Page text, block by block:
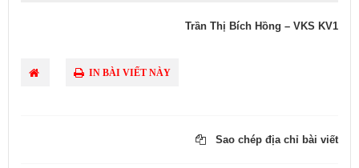
Trần Thị Bích Hồng – VKS KV1
IN BÀI VIẾT NÀY
Sao chép địa chỉ bài viết